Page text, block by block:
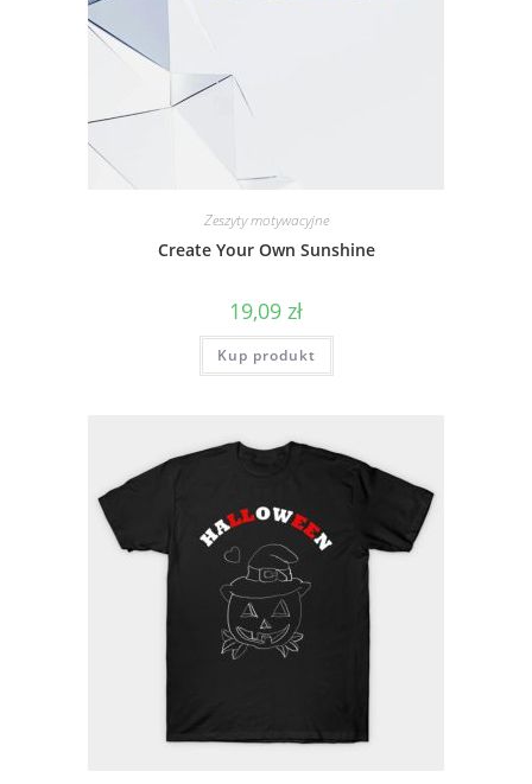
Zeszyty motywacyjne
Create Your Own Sunshine
19,09 zł
Kup produkt